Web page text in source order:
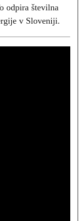
odpira številna
v Sloveniji.